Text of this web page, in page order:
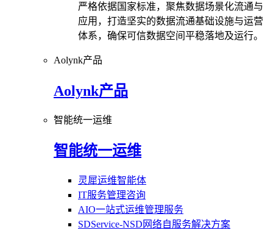
严格依据国家标准，聚焦数据场景化流通与
应用，打造坚实的数据流通基础设施与运营
体系，确保可信数据空间平稳落地及运行。
Aolynk产品
Aolynk产品
智能统一运维
智能统一运维
灵犀运维智能体
IT服务管理咨询
AIO一站式运维管理服务
SDService-NSD网络自服务解决方案